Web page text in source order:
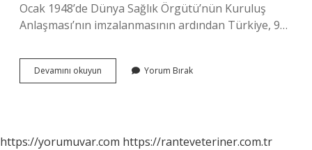
Ocak 1948’de Dünya Sağlık Örgütü’nün Kuruluş
Anlaşması’nın imzalanmasının ardından Türkiye, 9…
Devamını okuyun
Sağlık
Yorum Bırak
https://yorumuvar.com https://ranteveteriner.com.tr